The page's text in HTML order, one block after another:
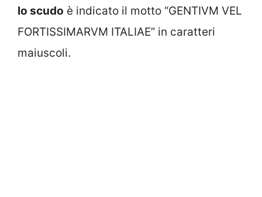
lo scudo è indicato il motto “GENTIVM VEL
FORTISSIMARVM ITALIAE” in caratteri
maiuscoli.